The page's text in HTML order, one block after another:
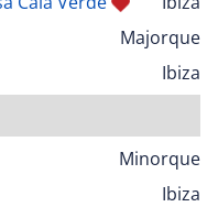
Majorque
Ibiza
Minorque
Ibiza